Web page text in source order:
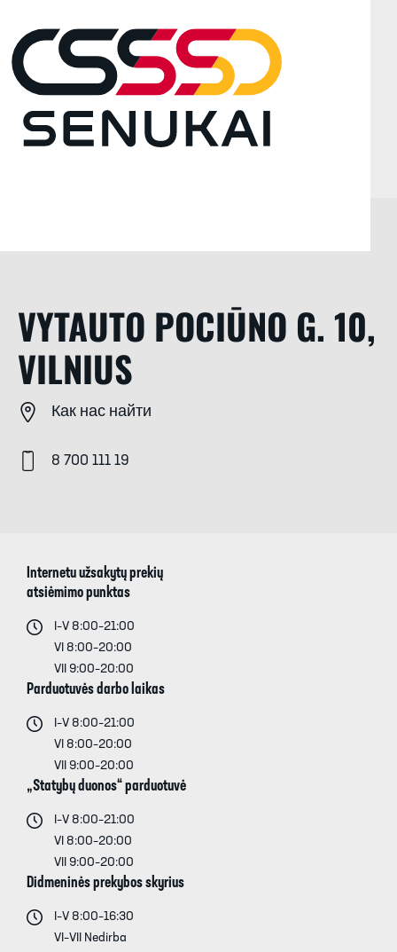
VYTAUTO POCIŪNO G. 10,
VILNIUS
Как нас найти
8 700 111 19
Internetu užsakytų prekių
atsiėmimo punktas
I–V 8:00–21:00
VI 8:00–20:00
VII 9:00–20:00
Parduotuvės darbo laikas
I–V 8:00–21:00
VI 8:00–20:00
VII 9:00–20:00
„Statybų duonos“ parduotuvė
I–V 8:00–21:00
VI 8:00–20:00
VII 9:00–20:00
Didmeninės prekybos skyrius
I–V 8:00–16:30
VI–VII Nedirba